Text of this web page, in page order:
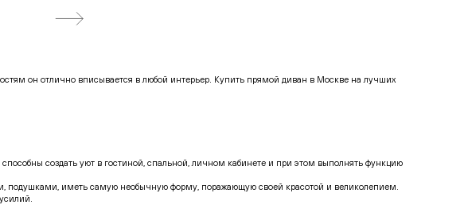
он отлично вписывается в любой интерьер. Купить прямой диван в Москве на лучших
создать уют в гостиной, спальной, личном кабинете и при этом выполнять функцию
подушками, иметь самую необычную форму, поражающую своей красотой и великолепием.